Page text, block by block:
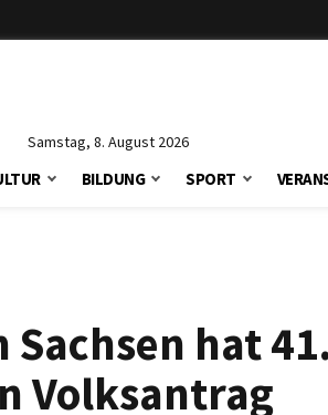
Samstag, 8. August 2026
BILDUNG SPORT
hat
Volksantrag